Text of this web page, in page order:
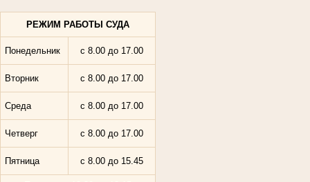
РЕЖИМ РАБОТЫ СУДА
Понедельник с 8.00 до 17.00
Вторник с 8.00 до 17.00
Среда с 8.00 до 17.00
Четверг с 8.00 до 17.00
Пятница с 8.00 до 15.45